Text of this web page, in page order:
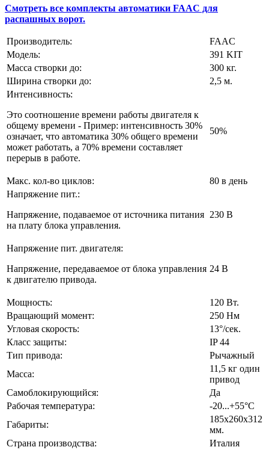
Смотреть все комплекты автоматики FAAC для
распашных ворот.
Производитель:
FAAC
Модель:
391 KIT
Масса створки до:
300 кг.
Ширина створки до:
2,5 м.
Интенсивность:
Это соотношение времени работы двигателя к
общему времени - Пример: интенсивность 30%
означает, что автоматика 30% общего времени
может работать, а 70% времени составляет
перерыв в работе.
50%
Макс. кол-во циклов:
80 в день
Напряжение пит.:
Напряжение, подаваемое от источника питания
на плату блока управления.
230 В
Напряжение пит. двигателя:
Напряжение, передаваемое от блока управления
к двигателю привода.
24 В
Мощность:
120 Вт.
Вращающий момент:
250 Нм
Угловая скорость:
13°/сек.
Класс защиты:
IP 44
Тип привода:
Рычажный
Масса:
11,5 кг один
привод
Самоблокирующийся:
Да
Рабочая температура:
-20...+55°C
Габариты:
185х260х312
мм.
Страна производства:
Италия